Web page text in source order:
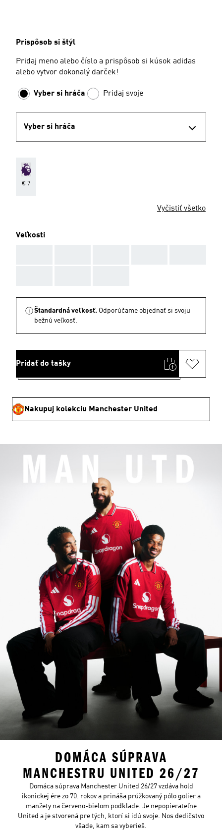
Prispôsob si štýl
Pridaj meno alebo číslo a prispôsob si kúsok adidas
alebo vytvor dokonalý darček!
Vyber si hráča Pridaj svoje
Vyber si hráča
€ 7
Vyčistiť všetko
Veľkosti
Štandardná veľkosť. Odporúčame objednať si svoju
bežnú veľkosť.
Pridať do tašky
Nakupuj kolekciu Manchester United
DOMÁCA SÚPRAVA
MANCHESTRU UNITED 26/27
Domáca súprava Manchester United 26/27 vzdáva hold
ikonickej ére zo 70. rokov a prináša prúžkovaný pólo golier a
manžety na červeno-bielom podklade. Je nepopierateľne
United a je stvorená pre tých, ktorí si idú svoje. Nos dedičstvo
všade, kam sa vyberieš.